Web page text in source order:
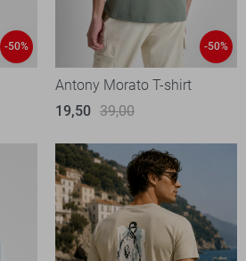
-50% -50%
Antony Morato T-shirt
19,50 39,00